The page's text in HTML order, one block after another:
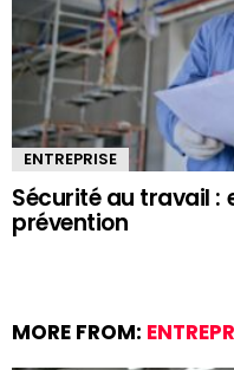
ENTREPRISE
Sécurité au travail :
prévention
MORE FROM: